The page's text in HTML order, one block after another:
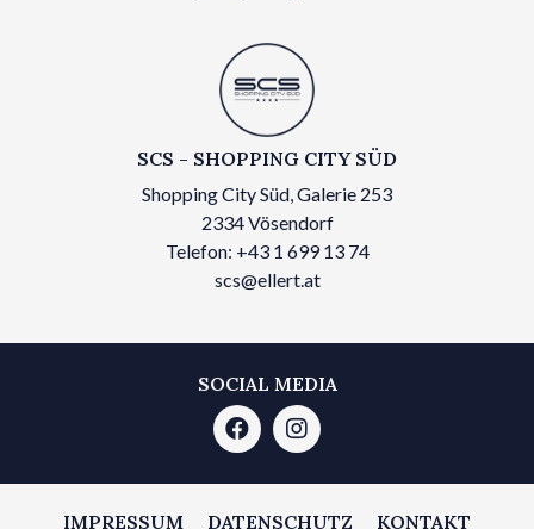
SCS - SHOPPING CITY SÜD
Shopping City Süd, Galerie 253
2334 Vösendorf
Telefon: +43 1 699 13 74
scs@ellert.at
SOCIAL MEDIA
IMPRESSUM DATENSCHUTZ KONTAKT